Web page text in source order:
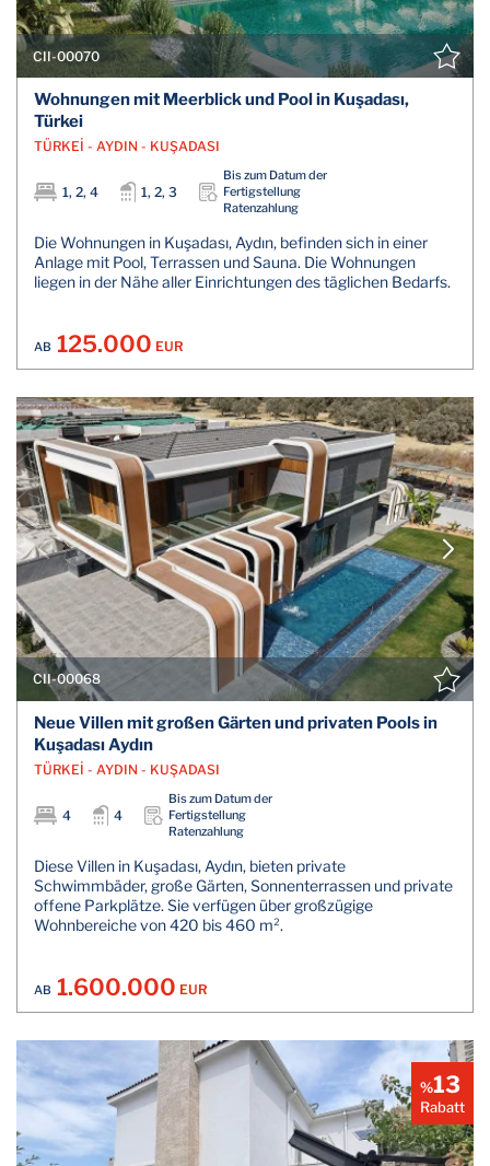
CII-00070
Wohnungen mit Meerblick und Pool in Kuşadası,
Türkei
TÜRKEİ - AYDIN - KUŞADASI
1, 2, 4 1, 2, 3
Bis zum Datum der
Fertigstellung
Ratenzahlung
Die Wohnungen in Kuşadası, Aydın, befinden sich in einer
Anlage mit Pool, Terrassen und Sauna. Die Wohnungen
liegen in der Nähe aller Einrichtungen des täglichen Bedarfs.
AB 125.000 EUR
CII-00068
Neue Villen mit großen Gärten und privaten Pools in
Kuşadası Aydın
TÜRKEİ - AYDIN - KUŞADASI
4 4
Bis zum Datum der
Fertigstellung
Ratenzahlung
Diese Villen in Kuşadası, Aydın, bieten private
Schwimmbäder, große Gärten, Sonnenterrassen und private
offene Parkplätze. Sie verfügen über großzügige
Wohnbereiche von 420 bis 460 m².
AB 1.600.000 EUR
%13
Rabatt